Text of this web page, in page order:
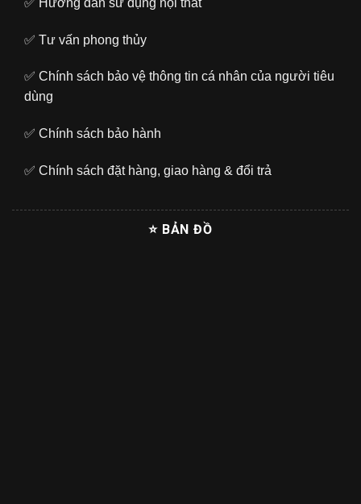
✅ Tư vấn phong thủy
✅ Chính sách bảo vệ thông tin cá nhân của người tiêu
dùng
✅ Chính sách bảo hành
✅ Chính sách đặt hàng, giao hàng & đổi trả
⭐ BẢN ĐỒ